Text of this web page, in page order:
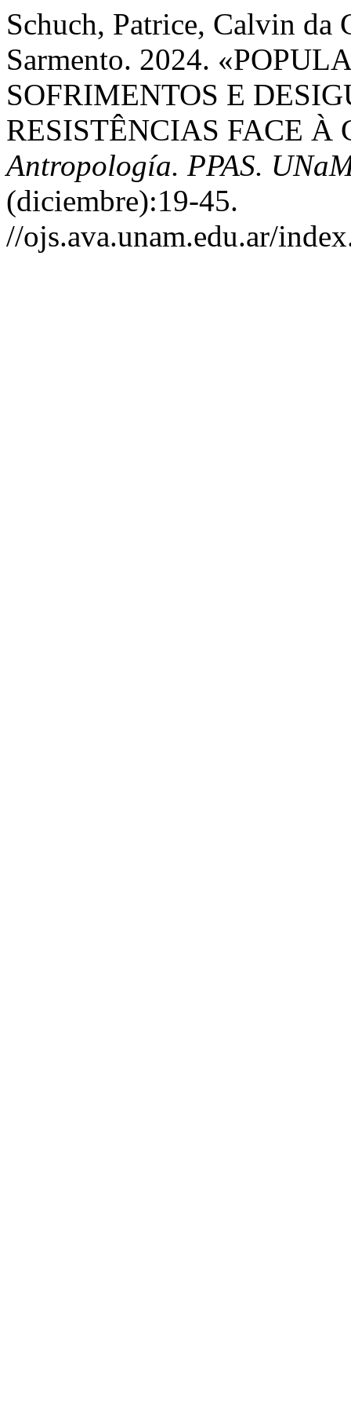
Schuch, Patrice, Calvin da
Sarmento. 2024.
SOFRIMENTOS E
RESISTÊNCIAS FACE À
Antropología. PPAS.
(diciembre):19-45.
//ojs.ava.unam.edu.ar/